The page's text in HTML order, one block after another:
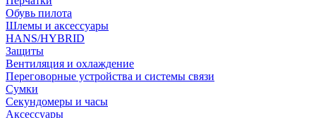
Обувь пилота
Шлемы и аксессуары
HANS/HYBRID
Защиты
Вентиляция и охлаждение
Переговорные устройства и системы связи
Сумки
Секундомеры и часы
Аксессуары